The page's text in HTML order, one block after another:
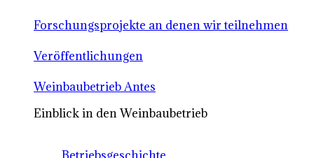
Forschungsprojekte an denen wir teilnehmen
Veröffentlichungen
Weinbaubetrieb Antes
Einblick in den Weinbaubetrieb